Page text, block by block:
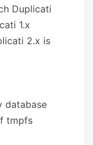
Duplicati
1.x
2.x is
database
tmpfs